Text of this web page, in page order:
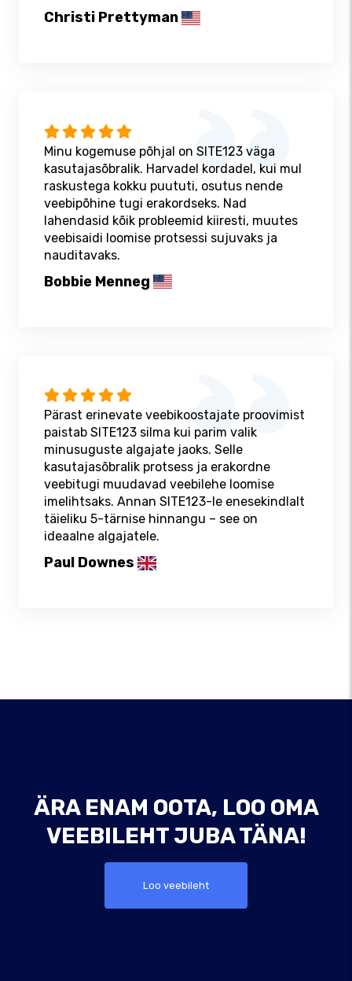
Christi Prettyman
Minu kogemuse põhjal on SITE123 väga
kasutajasõbralik. Harvadel kordadel, kui mul
raskustega kokku puututi, osutus nende
veebipõhine tugi erakordseks. Nad
lahendasid kõik probleemid kiiresti, muutes
veebisaidi loomise protsessi sujuvaks ja
nauditavaks.
Bobbie Menneg
Pärast erinevate veebikoostajate proovimist
paistab SITE123 silma kui parim valik
minusuguste algajate jaoks. Selle
kasutajasõbralik protsess ja erakordne
veebitugi muudavad veebilehe loomise
imelihtsaks. Annan SITE123-le enesekindlalt
täieliku 5-tärnise hinnangu – see on
ideaalne algajatele.
Paul Downes
ÄRA ENAM OOTA, LOO OMA
VEEBILEHT JUBA TÄNA!
Loo veebileht